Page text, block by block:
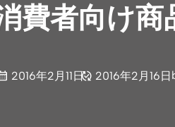
費者向け商
2016年2月11日 2016年2月16日